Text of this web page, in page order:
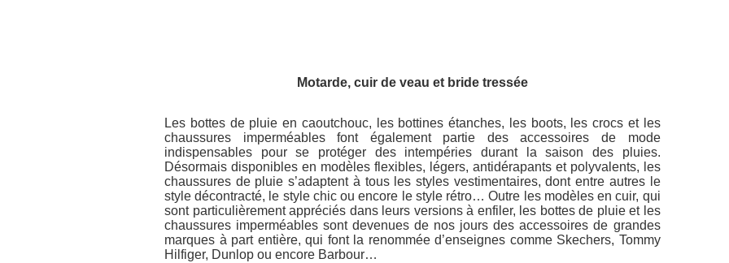
Motarde, cuir de veau et bride tressée
Les bottes de pluie en caoutchouc, les bottines étanches, les boots, les crocs et les
chaussures imperméables font également partie des accessoires de mode
indispensables pour se protéger des intempéries durant la saison des pluies.
Désormais disponibles en modèles flexibles, légers, antidérapants et polyvalents, les
chaussures de pluie s’adaptent à tous les styles vestimentaires, dont entre autres le
style décontracté, le style chic ou encore le style rétro… Outre les modèles en cuir, qui
sont particulièrement appréciés dans leurs versions à enfiler, les bottes de pluie et les
chaussures imperméables sont devenues de nos jours des accessoires de grandes
marques à part entière, qui font la renommée d’enseignes comme Skechers, Tommy
Hilfiger, Dunlop ou encore Barbour…